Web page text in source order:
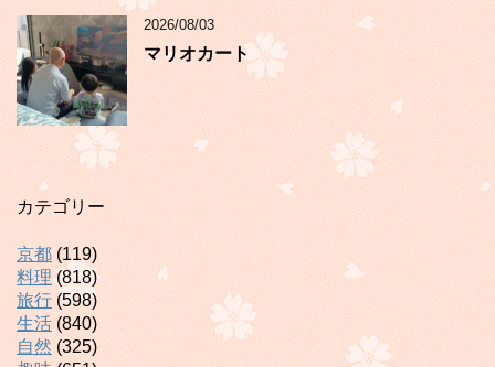
2026/08/03
マリオカート
カテゴリー
京都 (119)
料理(818)
旅行 (598)
生活 (840)
自然 (325)